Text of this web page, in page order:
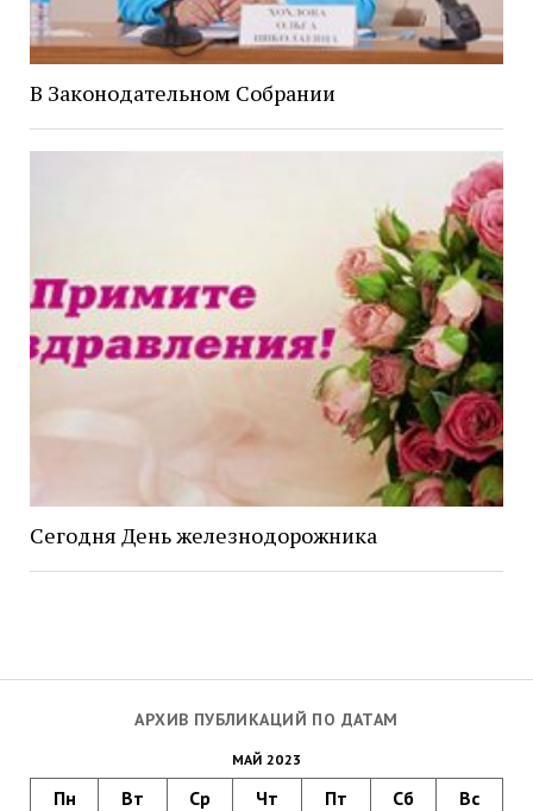
АРХИВ ПУБЛИКАЦИЙ ПО ДАТАМ
МАЙ 2023
Пн Вт Ср Чт Пт Сб Вс
В Законодательном Собрании
Сегодня День железнодорожника